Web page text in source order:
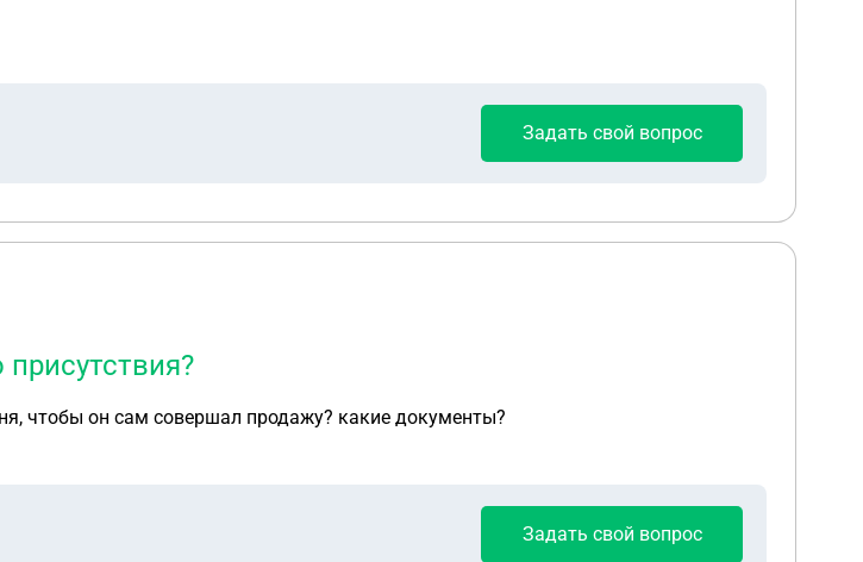
Задать свой вопрос
чтобы он сам совершал продажу? какие документы?
Задать свой вопрос